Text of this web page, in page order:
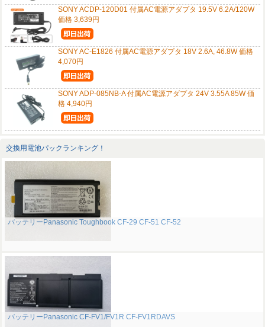
SONY ACDP-120D01 付属AC電源アダプタ 19.5V 6.2A/120W
価格 3,639円
SONY AC-E1826 付属AC電源アダプタ 18V 2.6A, 46.8W 価格
4,070円
SONY ADP-085NB-A 付属AC電源アダプタ 24V 3.55A 85W 価
格 4,940円
交換用電池パックランキング！
バッテリーPanasonic Toughbook CF-29 CF-51 CF-52
バッテリーPanasonic CF-FV1/FV1R CF-FV1RDAVS